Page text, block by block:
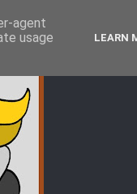
agent
usage
LEARN